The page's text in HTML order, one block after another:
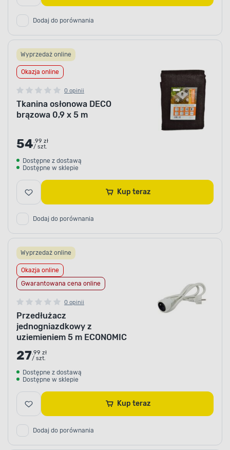
Dodaj do porównania
Wyprzedaż online
Okazja online
0 opinii
Tkanina osłonowa DECO
brązowa 0,9 x 5 m
54.99 zł
/ szt.
Dostępne z dostawą
Dostępne w sklepie
Kup teraz
Dodaj do porównania
Wyprzedaż online
Okazja online
Gwarantowana cena online
0 opinii
Przedłużacz
jednogniazdkowy z
uziemieniem 5 m ECONOMIC
27.99 zł
/ szt.
Dostępne z dostawą
Dostępne w sklepie
Kup teraz
Dodaj do porównania